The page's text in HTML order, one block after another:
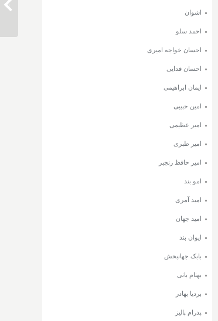
اشوان
احمد سلو
احسان خواجه امیری
احسان فدایی
ایمان ابراهیمی
امین حبیبی
امیر عظیمی
امیر طبری
امیر حافظ رنجبر
امو بند
امید آمری
امید جهان
ایوان بند
بابک جهانبخش
بهنام بانی
بردیا بهادر
پدرام پالیز